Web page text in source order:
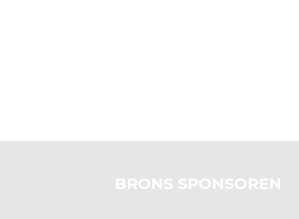
BRONS SPONSOREN